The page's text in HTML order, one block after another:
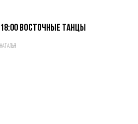
18:00 Восточные танцы
Наталья